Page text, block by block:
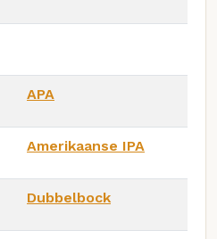
APA
Amerikaanse IPA
Dubbelbock